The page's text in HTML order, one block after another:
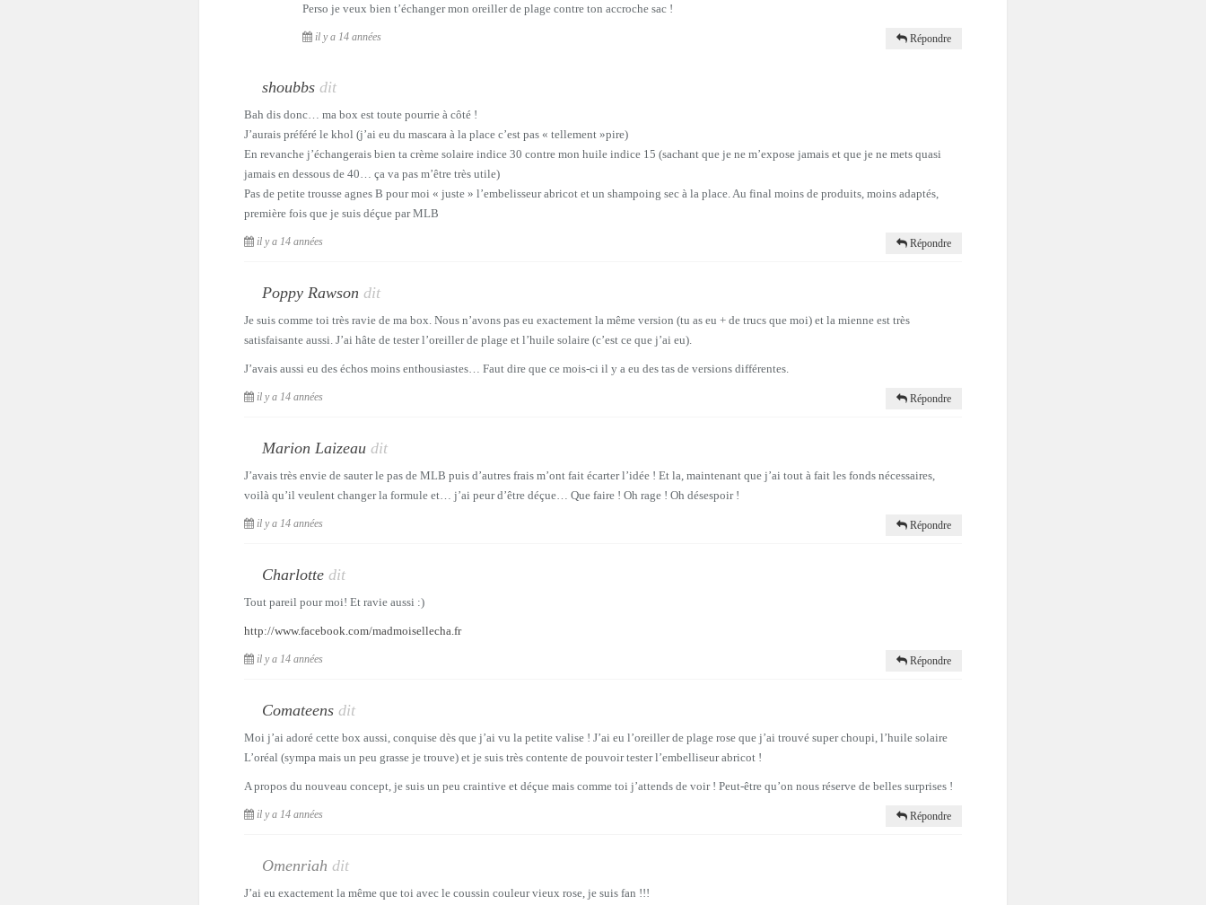
Perso je veux bien t’échanger mon oreiller de plage contre ton accroche sac !
il y a 14 années Répondre
shoubbs dit
Bah dis donc… ma box est toute pourrie à côté !
J’aurais préféré le khol (j’ai eu du mascara à la place c’est pas « tellement »pire)
En revanche j’échangerais bien ta crème solaire indice 30 contre mon huile indice 15 (sachant que je ne m’expose jamais et que je ne mets quasi
jamais en dessous de 40… ça va pas m’être très utile)
Pas de petite trousse agnes B pour moi « juste » l’embelisseur abricot et un shampoing sec à la place. Au final moins de produits, moins adaptés,
première fois que je suis déçue par MLB
il y a 14 années Répondre
Poppy Rawson dit
Je suis comme toi très ravie de ma box. Nous n’avons pas eu exactement la même version (tu as eu + de trucs que moi) et la mienne est très
satisfaisante aussi. J’ai hâte de tester l’oreiller de plage et l’huile solaire (c’est ce que j’ai eu).
J’avais aussi eu des échos moins enthousiastes… Faut dire que ce mois-ci il y a eu des tas de versions différentes.
il y a 14 années Répondre
Marion Laizeau dit
J’avais très envie de sauter le pas de MLB puis d’autres frais m’ont fait écarter l’idée ! Et la, maintenant que j’ai tout à fait les fonds nécessaires,
voilà qu’il veulent changer la formule et… j’ai peur d’être déçue… Que faire ! Oh rage ! Oh désespoir !
il y a 14 années Répondre
Charlotte dit
Tout pareil pour moi! Et ravie aussi :)
http://www.facebook.com/madmoisellecha.fr
il y a 14 années Répondre
Comateens dit
Moi j’ai adoré cette box aussi, conquise dès que j’ai vu la petite valise ! J’ai eu l’oreiller de plage rose que j’ai trouvé super choupi, l’huile solaire
L’oréal (sympa mais un peu grasse je trouve) et je suis très contente de pouvoir tester l’embelliseur abricot !
A propos du nouveau concept, je suis un peu craintive et déçue mais comme toi j’attends de voir ! Peut-être qu’on nous réserve de belles surprises !
il y a 14 années Répondre
Omenriah dit
J’ai eu exactement la même que toi avec le coussin couleur vieux rose, je suis fan !!!